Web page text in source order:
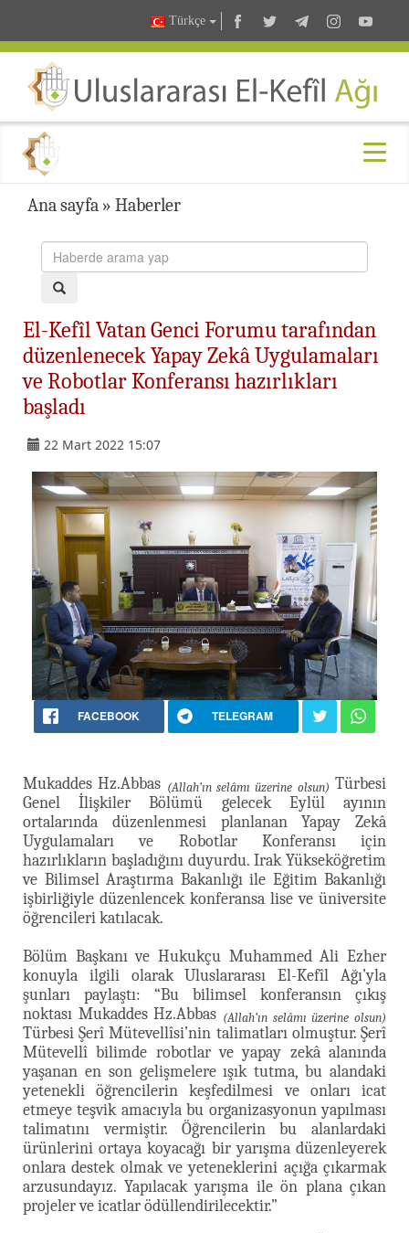
Türkçe
Ana sayfa » Haberler
El-Kefîl Vatan Genci Forumu tarafından
düzenlenecek Yapay Zekâ Uygulamaları
ve Robotlar Konferansı hazırlıkları
başladı
22 Mart 2022 15:07
FACEBOOK TELEGRAM
Mukaddes Hz.Abbas (Allah’ın selâmı üzerine olsun) Türbesi
Genel İlişkiler Bölümü gelecek Eylül ayının
ortalarında düzenlenmesi planlanan Yapay Zekâ
Uygulamaları ve Robotlar Konferansı için
hazırlıkların başladığını duyurdu. Irak Yükseköğretim
ve Bilimsel Araştırma Bakanlığı ile Eğitim Bakanlığı
işbirliğiyle düzenlencek konferansa lise ve üniversite
öğrencileri katılacak.
Bölüm Başkanı ve Hukukçu Muhammed Ali Ezher
konuyla ilgili olarak Uluslararası El-Kefîl Ağı’yla
şunları paylaştı: “Bu bilimsel konferansın çıkış
noktası Mukaddes Hz.Abbas (Allah’ın selâmı üzerine olsun)
Türbesi Şerî Mütevellîsi’nin talimatları olmuştur. Şerî
Mütevellî bilimde robotlar ve yapay zekâ alanında
yaşanan en son gelişmelere ışık tutma, bu alandaki
yetenekli öğrencilerin keşfedilmesi ve onları icat
etmeye teşvik amacıyla bu organizasyonun yapılması
talimatını vermiştir. Öğrencilerin bu alanlardaki
ürünlerini ortaya koyacağı bir yarışma düzenleyerek
onlara destek olmak ve yeteneklerini açığa çıkarmak
arzusundayız. Yapılacak yarışma ile ön plana çıkan
projeler ve icatlar ödüllendirilecektir.”